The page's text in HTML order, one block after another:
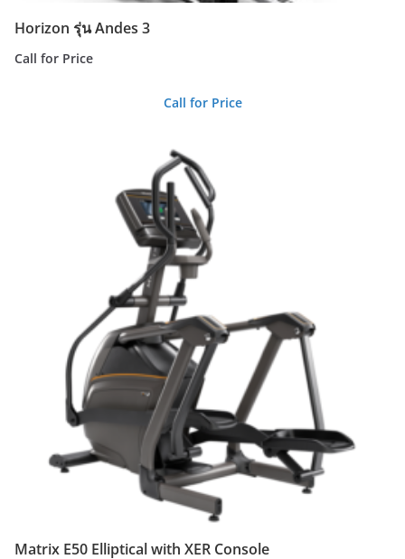
Horizon รุ่น Andes 3
Call for Price
Call for Price
Matrix E50 Elliptical with XER Console